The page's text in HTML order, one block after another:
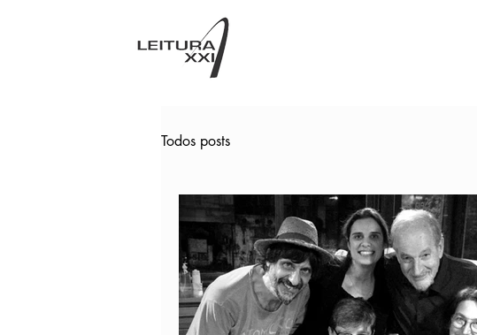
Todos posts